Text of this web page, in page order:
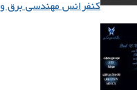
کنفرانس مهندسی برق و